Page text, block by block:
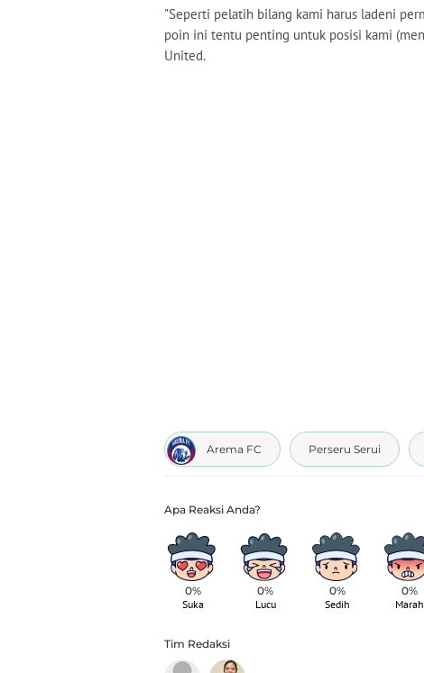
"Seperti pelatih bilang kami harus ladeni
poin ini tentu penting untuk posisi kami
United.
Arema FC Perseru Serui
0%
Suka
0%
Lucu
0%
Sedih
0%
Marah
Tim Redaksi